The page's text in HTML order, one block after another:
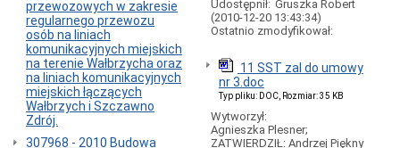
płatnymi
parkingami
Zamówienia
publiczne
Informacje
ogólne
akty
prawne
przewozowych w zakresie
regularnego przewozu
osób na liniach
komunikacyjnych miejskich
na terenie Wałbrzycha oraz
na liniach komunikacyjnych
miejskich łączących
Wałbrzych i Szczawno
Zdrój.
307968 - 2010 Budowa
Udostępnił: Gruszka Robert
(2010-12-20 13:43:34)
Ostatnio zmodyfikował:
11 SST zal do umowy
nr 3.doc
Typ pliku: DOC, Rozmiar: 35 KB
Wytworzył:
Agnieszka Plesner;
ZATWIERDZIŁ: Andrzej Piękny